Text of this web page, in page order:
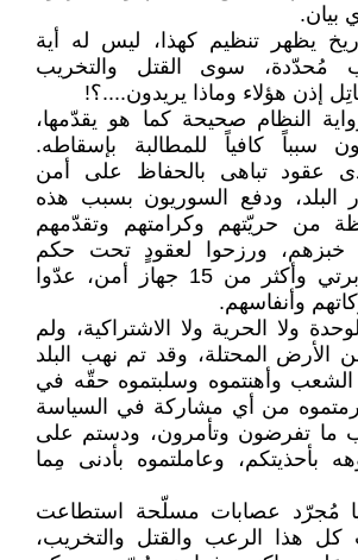
بيان.
يظهر تنظيم كهذا، ليس له أية
مُحدّدة، سوى القتل والتخريب
إذن هؤلاء وماذا يريدون....؟!
النظام صحيحة كما هو يقدّمها،
سبباً كافياً للمطالبة بإسقاطه.
عقود تباهى بالحفاظ على أمن
البلد، ودفع السوريون بسبب هذه
من حريّتهم وكرامتهم وتقدّمهم
خبزهم، ورزحوا لعقودٍ تحت حكم
نظامٍ بوليسي مخابرتي وأكثر من 15 جهاز أمن، عدّوا
وأنفاسهم.
ولا الحرية ولا الاشتراكية، ولم
الأرض المحتلة، وقد تم نهب البلد
الشعب وأهنتموه وسلبتموه حقّه في
من أي مشاركة في السياسة
ما تفرضون وتأمرون، ودستم على
بأحذيتكم، وعاملتموه بأدنى مِما
مُجرّد عصابات مسلّحة استطاعت
كل هذا الرعب والقتل والتخريب،